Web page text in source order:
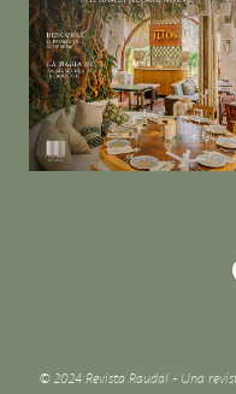
© 2024 Revista Raudal - Una